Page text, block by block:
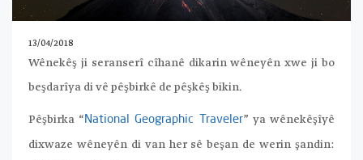
13/04/2018
Wênekêş ji seranserî cîhanê dikarin wêneyên xwe ji bo
beşdarîya di vê pêşbirkê de pêşkêş bikin.
Pêşbirka “ National Geographic Traveler” ya wênekêşîyê
dixwaze wêneyên di van her sê beşan de werin şandin: